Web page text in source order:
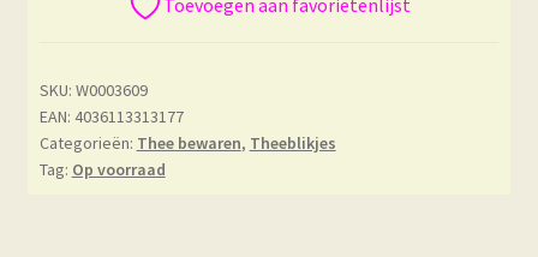
Toevoegen aan favorietenlijst
SKU: W0003609
EAN: 4036113313177
Categorieën: Thee bewaren, Theeblikjes
Tag: Op voorraad